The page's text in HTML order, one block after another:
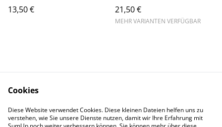
13,50 €
21,50 €
MEHR VARIANTEN VERFÜGBAR
Bestimmungen
Datenschutzbestimm
Cookie-Richtlinie
Cookies
Diese Website verwendet Cookies. Diese kleinen Dateien helfen uns zu
verstehen, wie Sie unsere Dienste nutzen, damit wir Ihre Erfahrung mit